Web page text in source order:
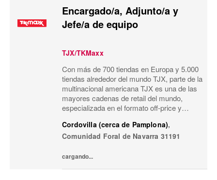
Encargado/a, Adjunto/a y
Jefe/a de equipo
TJX/TKMaxx
Con más de 700 tiendas en Europa y 5.000
tiendas alrededor del mundo TJX, parte de la
multinacional americana TJX es una de las
mayores cadenas de retail del mundo,
especializada en el formato off-price y
Primeras marcas, calidad, variedad y moda
a...
Cordovilla (cerca de Pamplona),
Comunidad Foral de Navarra 31191
cargando...